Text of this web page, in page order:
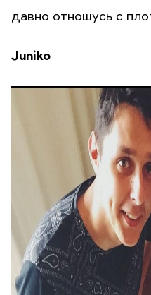
давно отношусь с
Juniko